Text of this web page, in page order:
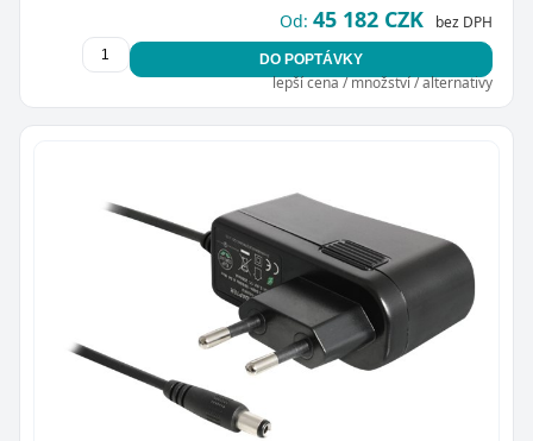
Od: 45 182 CZK bez DPH
DO POPTÁVKY
lepší cena / množství / alternativy